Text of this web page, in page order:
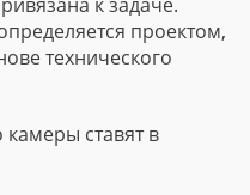
проектом,
технического
ставят в